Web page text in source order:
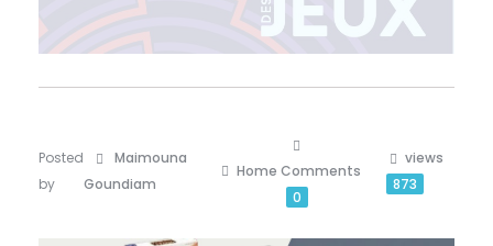
Posted
by
Maimouna
Goundiam
Home Comments
0
views
873